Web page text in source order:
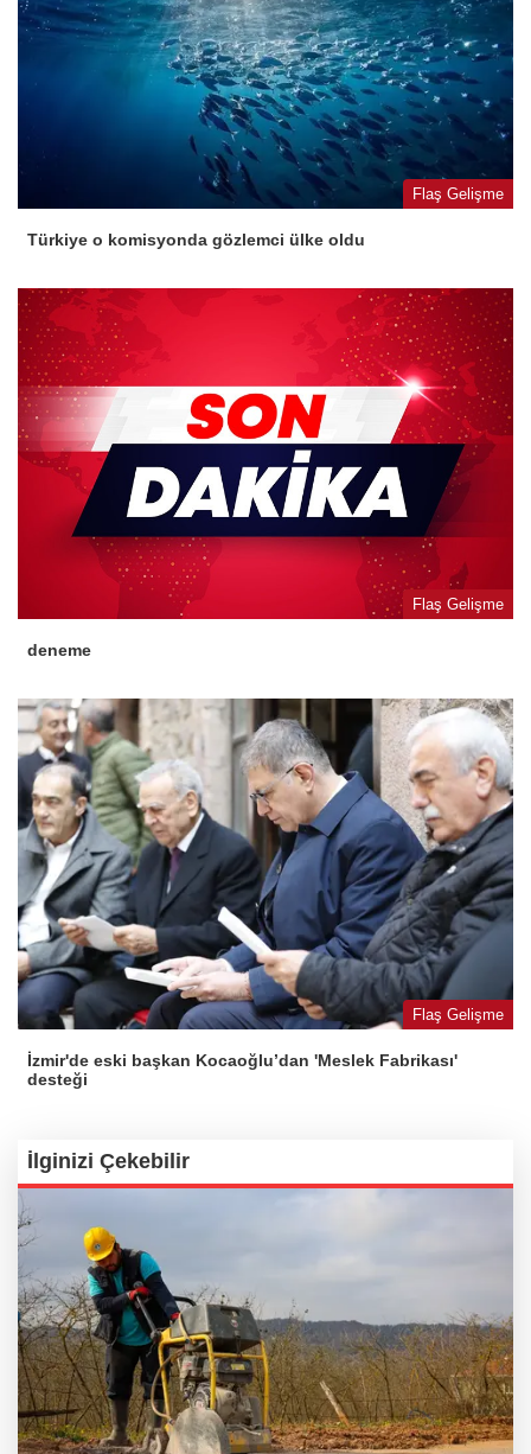
Flaş Gelişme
Türkiye o komisyonda gözlemci ülke oldu
Flaş Gelişme
deneme
Flaş Gelişme
İzmir'de eski başkan Kocaoğlu’dan 'Meslek Fabrikası'
desteği
İlginizi Çekebilir